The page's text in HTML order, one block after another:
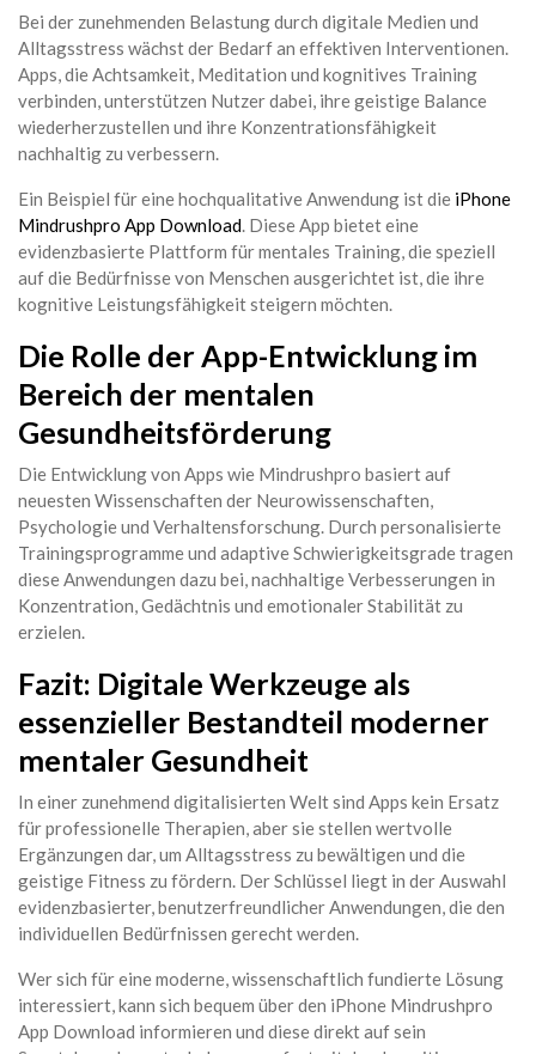
Bei der zunehmenden Belastung durch digitale Medien und
Alltagsstress wächst der Bedarf an effektiven Interventionen.
Apps, die Achtsamkeit, Meditation und kognitives Training
verbinden, unterstützen Nutzer dabei, ihre geistige Balance
wiederherzustellen und ihre Konzentrationsfähigkeit
nachhaltig zu verbessern.
Ein Beispiel für eine hochqualitative Anwendung ist die iPhone
Mindrushpro App Download. Diese App bietet eine
evidenzbasierte Plattform für mentales Training, die speziell
auf die Bedürfnisse von Menschen ausgerichtet ist, die ihre
kognitive Leistungsfähigkeit steigern möchten.
Die Rolle der App-Entwicklung im
Bereich der mentalen
Gesundheitsförderung
Die Entwicklung von Apps wie Mindrushpro basiert auf
neuesten Wissenschaften der Neurowissenschaften,
Psychologie und Verhaltensforschung. Durch personalisierte
Trainingsprogramme und adaptive Schwierigkeitsgrade tragen
diese Anwendungen dazu bei, nachhaltige Verbesserungen in
Konzentration, Gedächtnis und emotionaler Stabilität zu
erzielen.
Fazit: Digitale Werkzeuge als
essenzieller Bestandteil moderner
mentaler Gesundheit
In einer zunehmend digitalisierten Welt sind Apps kein Ersatz
für professionelle Therapien, aber sie stellen wertvolle
Ergänzungen dar, um Alltagsstress zu bewältigen und die
geistige Fitness zu fördern. Der Schlüssel liegt in der Auswahl
evidenzbasierter, benutzerfreundlicher Anwendungen, die den
individuellen Bedürfnissen gerecht werden.
Wer sich für eine moderne, wissenschaftlich fundierte Lösung
interessiert, kann sich bequem über den iPhone Mindrushpro
App Download informieren und diese direkt auf sein